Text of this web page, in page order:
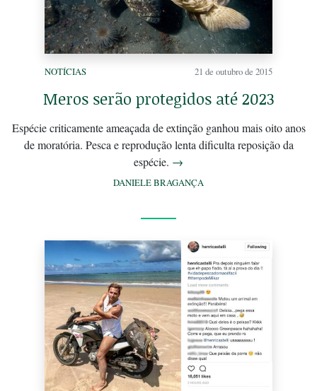
NOTÍCIAS 21 de outubro de 2015
Meros serão protegidos até 2023
Espécie criticamente ameaçada de extinção ganhou mais oito anos
de moratória. Pesca e reprodução lenta dificulta reposição da
espécie. →
DANIELE BRAGANÇA